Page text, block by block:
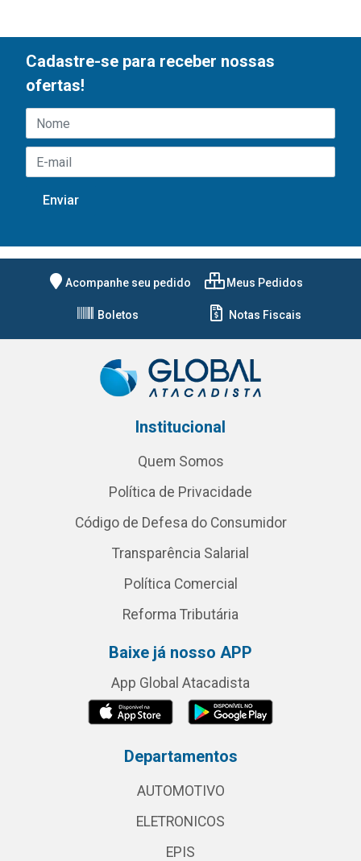
Cadastre-se para receber nossas
ofertas!
Acompanhe seu pedido Meus Pedidos
Boletos Notas Fiscais
Institucional
Quem Somos
Política de Privacidade
Código de Defesa do Consumidor
Transparência Salarial
Política Comercial
Reforma Tributária
Baixe já nosso APP
App Global Atacadista
Departamentos
AUTOMOTIVO
ELETRONICOS
EPIS